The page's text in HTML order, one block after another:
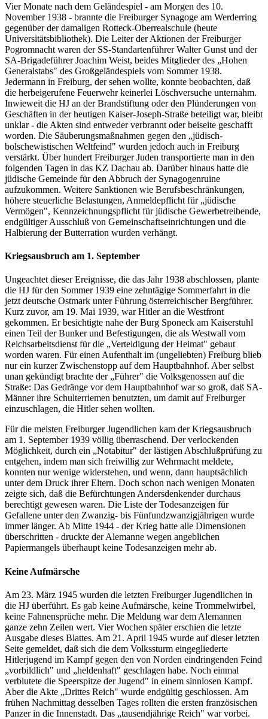
Vier Monate nach dem Geländespiel - am Morgen des 10.
November 1938 - brannte die Freiburger Synagoge am Werderring
gegenüber der damaligen Rotteck-Oberrealschule (heute
Universitätsbibliothek). Die Leiter der Aktionen der Freiburger
Pogromnacht waren der SS-Standartenführer Walter Gunst und der
SA-Brigadeführer Joachim Weist, beides Mitglieder des „Hohen
Generalstabs" des Großgeländespiels vom Sommer 1938.
Jedermann in Freiburg, der sehen wollte, konnte beobachten, daß
die herbeigerufene Feuerwehr keinerlei Löschversuche unternahm.
Inwieweit die HJ an der Brandstiftung oder den Plünderungen von
Geschäften in der heutigen Kaiser-Joseph-Straße beteiligt war, bleibt
unklar - die Akten sind entweder verbrannt oder beiseite geschafft
worden. Die Säuberungsmaßnahmen gegen den „jüdisch­
bolschewistischen Weltfeind" wurden jedoch auch in Freiburg
verstärkt. Über hundert Freiburger Juden transportierte man in den
folgenden Tagen in das KZ Dachau ab. Darüber hinaus hatte die
jüdische Gemeinde für den Abbruch der Synagogenruine
aufzukommen. Weitere Sanktionen wie Berufsbeschränkungen,
höhere steuerliche Belastungen, Anmeldepflicht für „jüdische
Vermögen", Kennzeichnungspflicht für jüdische Gewerbetreibende,
endgültiger Ausschluß von Gemeinschaftseinrichtungen und die
Halbierung der Butterration wurden verhängt.
Kriegsausbruch am 1. September
Ungeachtet dieser Ereignisse, die das Jahr 1938 abschlossen, plante
die HJ für den Sommer 1939 eine zehntägige Sommerfahrt in die
jetzt deutsche Ostmark unter Führung österreichischer Bergführer.
Kurz zuvor, am 19. Mai 1939, war Hitler an die Westfront
gekommen. Er besichtigte nahe der Burg Sponeck am Kaiserstuhl
einen Teil der Bunker und Befestigungen, die als Westwall vom
Reichsarbeitsdienst für die „Verteidigung der Heimat" gebaut
worden waren. Für einen Aufenthalt im (ungeliebten) Freiburg blieb
nur ein kurzer Zwischenstopp auf dem Hauptbahnhof. Aber selbst
unan­ gekündigt brachte der „Führer" die Volksgenossen auf die
Straße: Das Gedränge vor dem Hauptbahnhof war so groß, daß SA-
Männer ihre Schulterriemen benutzten, um damit auf Freiburger
einzuschlagen, die Hitler sehen wollten.
Für die meisten Freiburger Jugendlichen kam der Kriegsausbruch
am 1. September 1939 völlig überraschend. Der verlockenden
Möglichkeit, durch ein „Notabitur" der lästigen Abschlußprüfung zu
entgehen, indem man sich freiwillig zur Wehrmacht meldete,
konnten nur wenige widerstehen, und wenn, dann hauptsächlich
unter dem Druck ihrer Eltern. Doch schon nach wenigen Monaten
zeigte sich, daß die Befürchtungen Andersdenkender durchaus
berechtigt gewesen waren. Die Liste der Todesanzeigen für
Gefallene unter den Zwanzig- bis Fünfundzwanzigjährigen wurde
immer länger. Ab Mitte 1944 - der Krieg hatte alle Dimensionen
überschritten - druckte der Alemanne wegen angeblichen
Papiermangels überhaupt keine Todesanzeigen mehr ab.
Keine Aufmärsche
Am 23. März 1945 wurden die letzten Freiburger Jugendlichen in
die HJ überführt. Es gab keine Aufmärsche, keine Trommelwirbel,
keine Fahnensprüche mehr. Die Meldung war dem Alemannen
ganze zehn Zeilen wert. Vier Wochen später erschien die letzte
Ausgabe dieses Blattes. Am 21. April 1945 wurde auf dieser letzten
Seite gemeldet, daß sich die dem Volkssturm eingegliederte
Hitlerjugend im Kampf gegen den von Norden eindringenden Feind
„vorbildlich" und „heldenhaft" geschlagen habe. Noch einmal
verblutete die Speerspitze der Jugend" in einem sinnlosen Kampf.
Aber die Akte „Drittes Reich" wurde endgültig geschlossen. Am
frühen Nachmittag desselben Tages rollten die ersten französischen
Panzer in die Innenstadt. Das „tausendjährige Reich" war vorbei.